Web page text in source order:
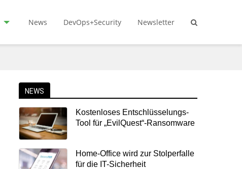
News DevOps+Security Newsletter
NEWS
Kostenloses Entschlüsselungs-
Tool für „EvilQuest“-Ransomware
Home-Office wird zur Stolperfalle
für die IT-Sicherheit